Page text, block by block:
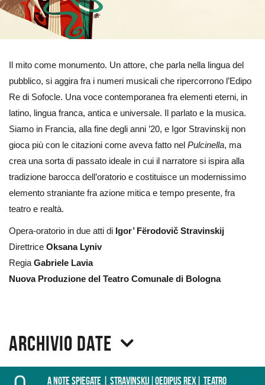
Il mito come monumento. Un attore, che parla nella lingua del
pubblico, si aggira fra i numeri musicali che ripercorrono l’Edipo
Re di Sofocle. Una voce contemporanea fra elementi eterni, in
latino, lingua franca, antica e universale. Il parlato e la musica.
Siamo in Francia, alla fine degli anni ’20, e Igor Stravinskij non
gioca più con le citazioni come aveva fatto nel Pulcinella, ma
crea una sorta di passato ideale in cui il narratore si ispira alla
tradizione barocca dell’oratorio e costituisce un modernissimo
elemento straniante fra azione mitica e tempo presente, fra
teatro e realtà.
Opera-oratorio in due atti di Igor’ Fërodovič Stravinskij
Direttrice Oksana Lyniv
Regia Gabriele Lavia
Nuova Produzione del Teatro Comunale di Bologna
Archivio date
A Note Spiegate | Stravinskij|Oedipus Rex| Teatro